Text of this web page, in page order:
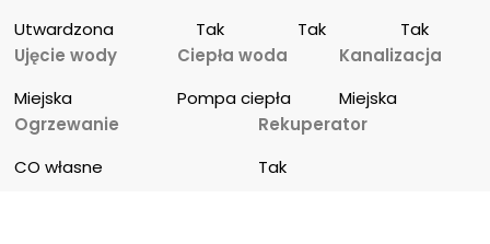
Utwardzona
Tak
Tak
Tak
Ujęcie wody
Miejska
Ciepła woda
Pompa ciepła
Kanalizacja
Miejska
Ogrzewanie
CO własne
Rekuperator
Tak